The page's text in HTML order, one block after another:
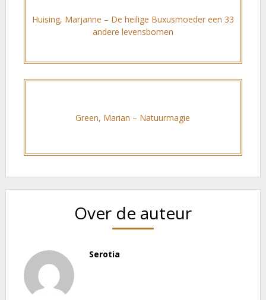
Huising, Marjanne – De heilige Buxusmoeder een 33
andere levensbomen
Green, Marian – Natuurmagie
Over de auteur
Serotia